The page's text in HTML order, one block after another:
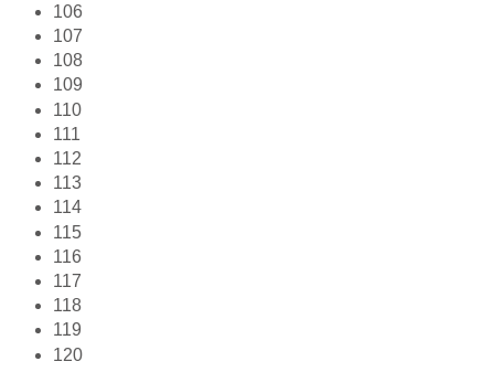
106
107
108
109
110
111
112
113
114
115
116
117
118
119
120